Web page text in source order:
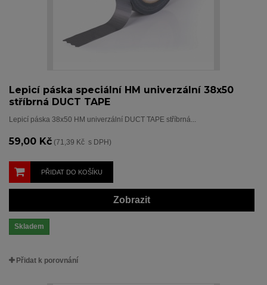
Lepicí páska speciální HM univerzální 38x50
stříbrná DUCT TAPE
Lepicí páska 38x50 HM univerzální DUCT TAPE stříbrná...
59,00 Kč (71,39 Kč s DPH)
PŘIDAT DO KOŠÍKU
Zobrazit
Skladem
Přidat k porovnání